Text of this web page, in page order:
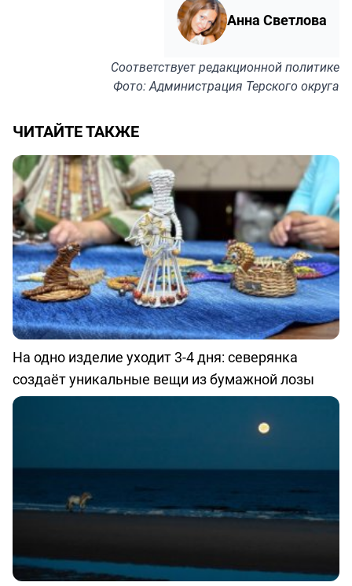
Анна Светлова
Соответствуетредакционной политике
Фото: Администрация Терского округа
ЧИТАЙТЕ ТАКЖЕ
На одно изделие уходит 3-4 дня: северянка
создаёт уникальные вещи из бумажной лозы